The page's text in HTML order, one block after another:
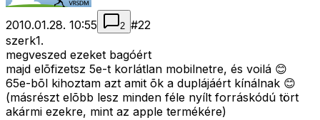
2010.01.28. 10:55 2 #22
szerk1.
megveszed ezeket bagóért
majd elõfizetsz 5e-t korlátlan mobilnetre, és voilá 😊
65e-bõl kihoztam azt amit õk a duplájáért kínálnak 😊
(másrészt elõbb lesz minden féle nyílt forráskódú tört
akármi ezekre, mint az apple termékére)